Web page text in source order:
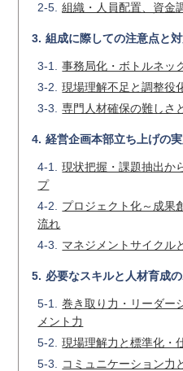
組織・人員配置、資金
組成に際しての注意点と
事務局化・ボトルネッ
現場理解不足と調整役
専門人材確保の難しさ
経営企画本部立ち上げの
現状把握・課題抽出か
プ
プロジェクト化～成果
流れ
マネジメントサイクル
必要なスキルと人材育成
巻き取り力・リーダー
メント力
現場理解力と標準化・
コミュニケーション力